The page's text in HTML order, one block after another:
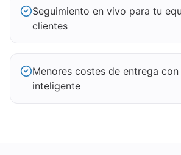
Seguimiento en vivo para tu
clientes
Menores costes de entrega
inteligente